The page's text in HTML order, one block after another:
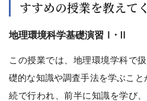
すすめの授業を教えて
地理環境科学基礎演習Ⅰ･Ⅱ
この授業では、地理環境学科で
礎的な知識や調査手法を学ぶこ
続で行われ、前半に知識を学び